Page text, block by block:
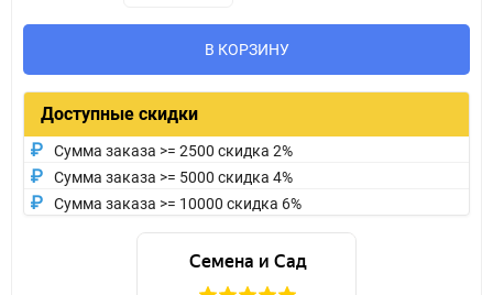
В КОРЗИНУ
Доступные скидки
Сумма заказа >= 2500 скидка 2%
Сумма заказа >= 5000 скидка 4%
Сумма заказа >= 10000 скидка 6%